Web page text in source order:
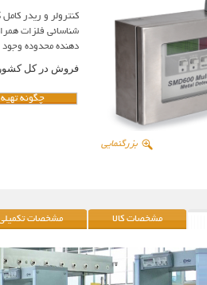
رئیس مالی و اداری :
09121258556
فرابک، قبلا هماهنگی لازم را به عمل آورید.
حضوری: (11 الی 13) و (14 الی 16)
بزرگنمایی
کنترولر و ریدر
شناسائی فلزات
دهنده محدوده وجود
فروش در کل
چگونه
مشخصات کالا مشخصات